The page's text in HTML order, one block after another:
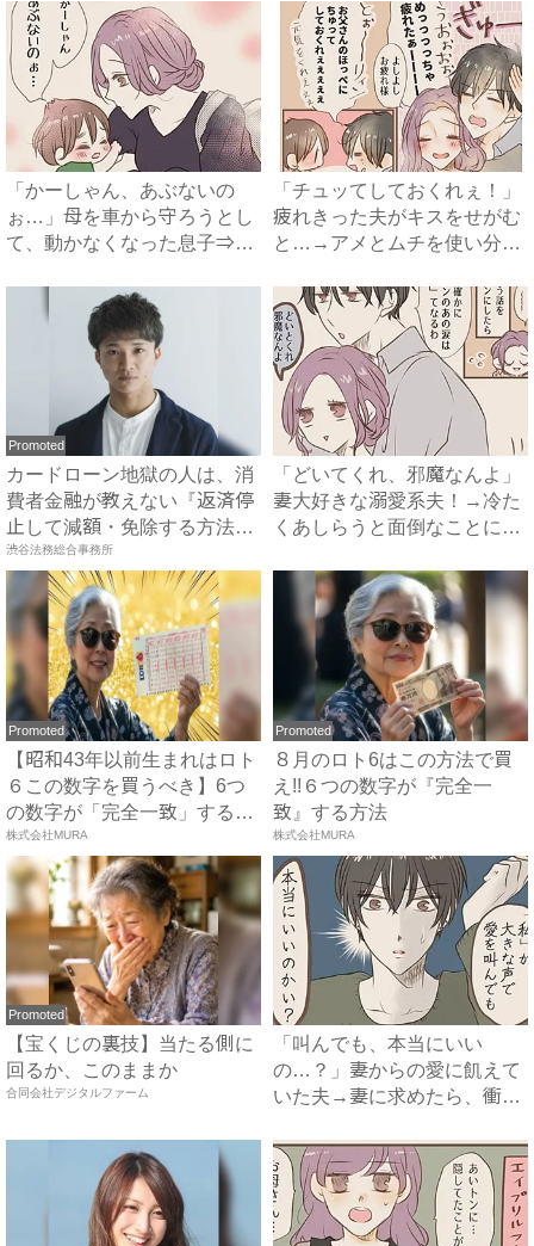
「かーしゃん、あぶないの
ぉ…」母を車から守ろうとし
て、動かなくなった息子⇒ま
「チュッてしておくれぇ！」
疲れきった夫がキスをせがむ
と…→アメとムチを使い分け
Promoted
カードローン地獄の人は、消
費者金融が教えない『返済停
止して減額・免除する方法』
で...
渋谷法務総合事務所
「どいてくれ、邪魔なんよ」
妻大好きな溺愛系夫！→冷た
くあしらうと面倒なことにな
Promoted
【昭和43年以前生まれはロト
６この数字を買うべき】6つ
の数字が「完全一致」する
方...
株式会社MURA
Promoted
８月のロト6はこの方法で買
え!!６つの数字が『完全一
致』する方法
株式会社MURA
Promoted
【宝くじの裏技】当たる側に
回るか、このままか
合同会社デジタルファーム
「叫んでも、本当にいい
の…？」妻からの愛に飢えて
いた夫→妻に求めたら、衝撃